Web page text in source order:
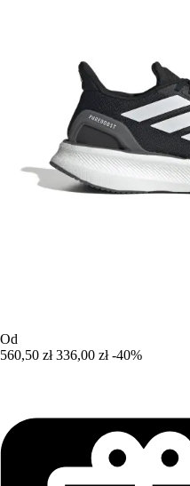
Od
560,50 zł 336,00 zł -40%